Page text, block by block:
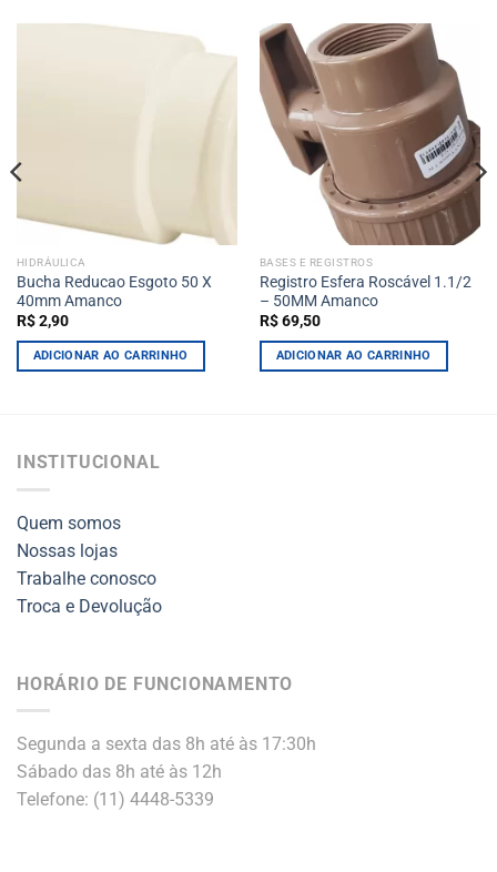
HIDRÁULICA
Bucha Reducao Esgoto 50 X
40mm Amanco
R$2,90
ADICIONAR AO CARRINHO
BASES E REGISTROS
Registro Esfera Roscável 1.1/2
– 50MM Amanco
R$69,50
ADICIONAR AO CARRINHO
INSTITUCIONAL
Quem somos
Nossas lojas
Trabalhe conosco
Troca e Devolução
HORÁRIO DE FUNCIONAMENTO
Segunda a sexta das 8h até às 17:30h
Sábado das 8h até às 12h
Telefone: (11) 4448-5339